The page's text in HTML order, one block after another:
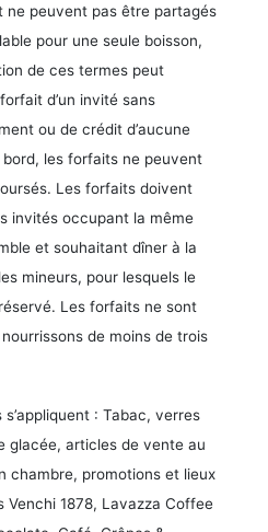
ne peuvent pas être partagés
pour une seule boisson,
de ces termes peut
d’un invité sans
ou de crédit d’aucune
les forfaits ne peuvent
Les forfaits doivent
invités occupant la même
et souhaitant dîner à la
mineurs, pour lesquels le
Les forfaits ne sont
de moins de trois
: Tabac, verres
glacée, articles de vente au
chambre, promotions et lieux
Venchi 1878, Lavazza Coffee